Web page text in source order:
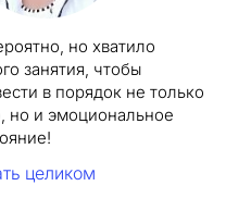
но хватило
занятия, чтобы
в порядок не только
но и эмоциональное
целиком